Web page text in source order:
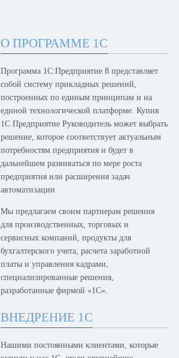
О ПРОГРАММЕ 1С
Программа 1С:Предприятие 8 представляет
собой систему прикладных решений,
построенных по единым принципам и на
единой технологической платформе. Купив
1С Предприятие Руководитель может выбрать
решение, которое соответствует актуальным
потребностям предприятия и будет в
дальнейшем развиваться по мере роста
предприятия или расширения задач
автоматизации
Мы предлагаем своим партнерам решения
для производственных, торговых и
сервисных компаний, продукты для
бухгалтерского учета, расчета заработной
платы и управления кадрами,
специализированные решения,
разработанные фирмой «1С».
ВНЕДРЕНИЕ 1С
Нашими постоянными клиентами, которые